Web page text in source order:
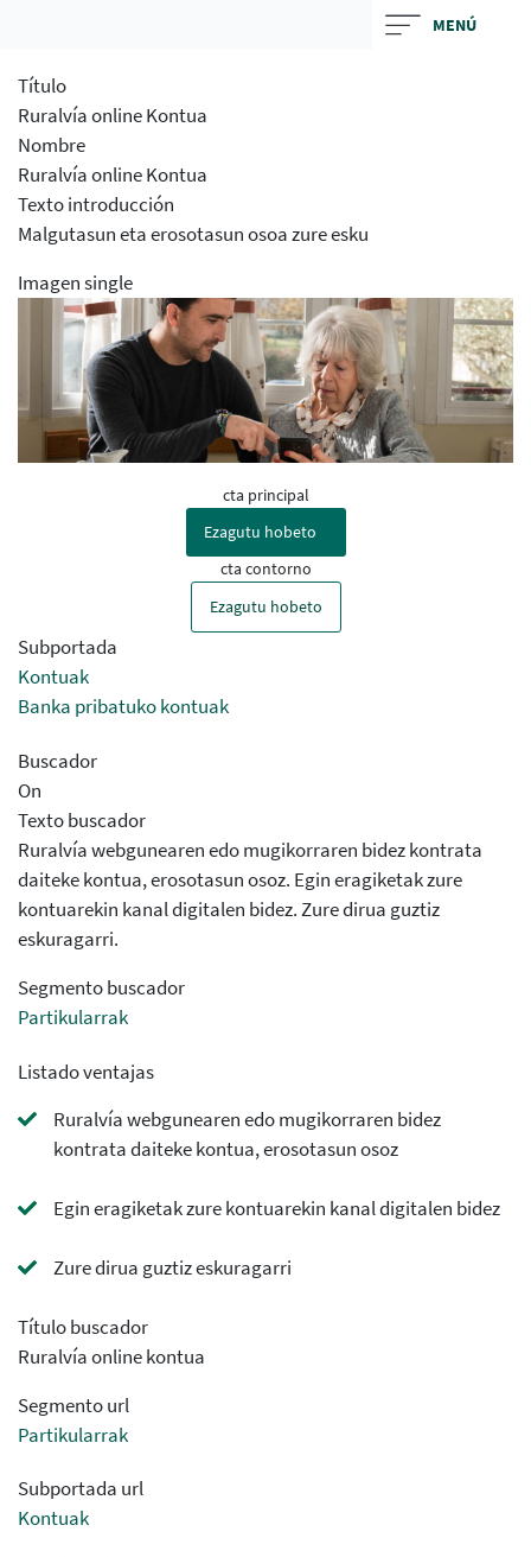
MENÚ
Título
Ruralvía online Kontua
Nombre
Ruralvía online Kontua
Texto introducción
Malgutasun eta erosotasun osoa zure esku
Imagen single
cta principal
Ezagutu hobeto
cta contorno
Ezagutu hobeto
Subportada
Kontuak
Banka pribatuko kontuak
Buscador
On
Texto buscador
Ruralvía webgunearen edo mugikorraren bidez kontrata
daiteke kontua, erosotasun osoz. Egin eragiketak zure
kontuarekin kanal digitalen bidez. Zure dirua guztiz
eskuragarri.
Segmento buscador
Partikularrak
Listado ventajas
Ruralvía webgunearen edo mugikorraren bidez
kontrata daiteke kontua, erosotasun osoz
Egin eragiketak zure kontuarekin kanal digitalen bidez
Zure dirua guztiz eskuragarri
Título buscador
Ruralvía online kontua
Segmento url
Partikularrak
Subportada url
Kontuak